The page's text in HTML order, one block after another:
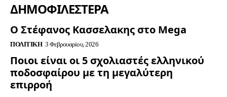
ΔΗΜΟΦΙΛΈΣΤΕΡΑ
Ο Στέφανος Κασσελακης στο Mega
ΠΟΛΙΤΙΚΉ 3 Φεβρουαρίου, 2026
Ποιοι είναι οι 5 σχολιαστές ελληνικού
ποδοσφαίρου με τη μεγαλύτερη
επιρροή